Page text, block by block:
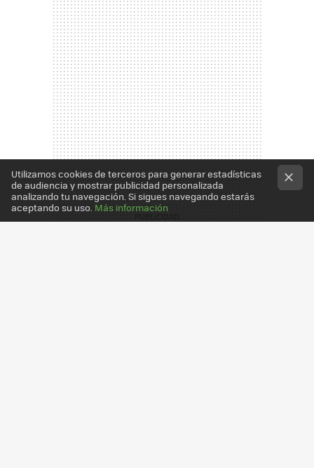
Utilizamos cookies de terceros para generar estadísticas
de audiencia y mostrar publicidad personalizada
analizando tu navegación. Si sigues navegando estarás
aceptando su uso. Más información